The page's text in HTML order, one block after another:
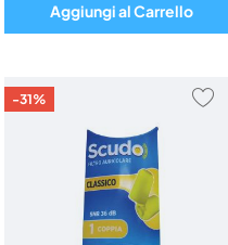
Aggiungi al Carrello
-31%